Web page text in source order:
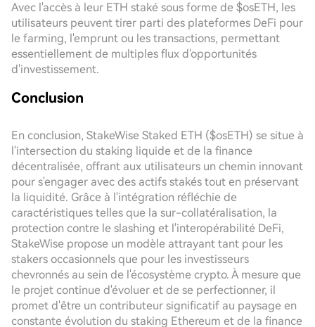
Avec l'accès à leur ETH staké sous forme de $osETH, les
utilisateurs peuvent tirer parti des plateformes DeFi pour
le farming, l'emprunt ou les transactions, permettant
essentiellement de multiples flux d'opportunités
d'investissement.
Conclusion
En conclusion, StakeWise Staked ETH ($osETH) se situe à
l'intersection du staking liquide et de la finance
décentralisée, offrant aux utilisateurs un chemin innovant
pour s'engager avec des actifs stakés tout en préservant
la liquidité. Grâce à l'intégration réfléchie de
caractéristiques telles que la sur-collatéralisation, la
protection contre le slashing et l'interopérabilité DeFi,
StakeWise propose un modèle attrayant tant pour les
stakers occasionnels que pour les investisseurs
chevronnés au sein de l'écosystème crypto. À mesure que
le projet continue d'évoluer et de se perfectionner, il
promet d'être un contributeur significatif au paysage en
constante évolution du staking Ethereum et de la finance